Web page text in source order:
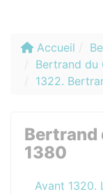
Accueil
Bertrand du
1322.
Bertrand
1380
Avant 1320.